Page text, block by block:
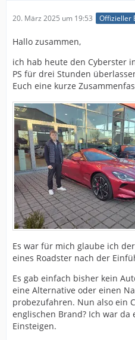
20. März 2025 um 19:53 Offizieller
Hallo zusammen,
ich hab heute den Cyberster
PS für drei Stunden
Euch eine kurze
Es war für mich glaube ich
eines Roadster nach der
Es gab einfach bisher kein
eine Alternative oder einen
probezufahren. Nun also ein
englischen Brand? Ich war da
Einsteigen.